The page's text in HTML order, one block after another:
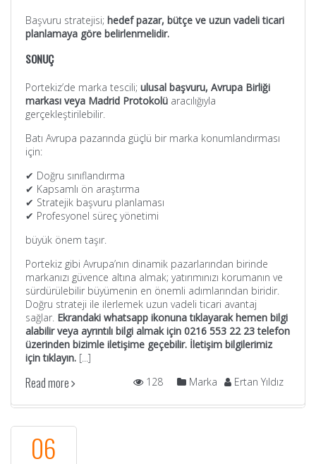
Başvuru stratejisi; hedef pazar, bütçe ve uzun vadeli ticari
planlamaya göre belirlenmelidir.
SONUÇ
Portekiz’de marka tescili; ulusal başvuru, Avrupa Birliği
markası veya Madrid Protokolü aracılığıyla
gerçekleştirilebilir.
Batı Avrupa pazarında güçlü bir marka konumlandırması
için:
✔ Doğru sınıflandırma
✔ Kapsamlı ön araştırma
✔ Stratejik başvuru planlaması
✔ Profesyonel süreç yönetimi
büyük önem taşır.
Portekiz gibi Avrupa’nın dinamik pazarlarından birinde
markanızı güvence altına almak; yatırımınızı korumanın ve
sürdürülebilir büyümenin en önemli adımlarından biridir.
Doğru strateji ile ilerlemek uzun vadeli ticari avantaj
sağlar. Ekrandaki whatsapp ikonuna tıklayarak hemen bilgi
alabilir veya ayrıntılı bilgi almak için 0216 553 22 23 telefon
üzerinden bizimle iletişime geçebilir. İletişim bilgilerimiz
içintıklayın. [...]
Read more Ertan Yıldız
Marka
128
06